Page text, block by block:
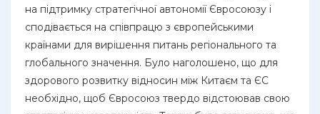
на підтримку стратегічної автономії Євросоюзу і
сподівається на співпрацю з європейськими
країнами для вирішення питань регіонального та
глобального значення. Було наголошено, що для
здорового розвитку відносин між Китаєм та ЄС
необхідно, щоб Євросоюз твердо відстоював свою